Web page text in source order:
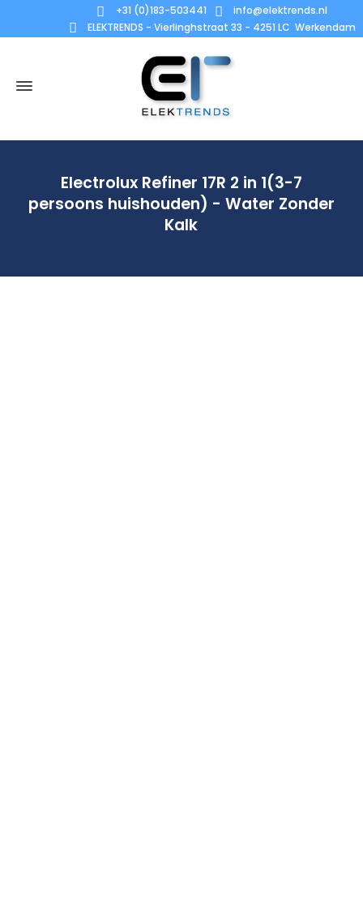
+31 (0)183-503441
info@elektrends.nl
ELEKTRENDS - Vierlinghstraat 33 - 4251 LC Werkendam
Electrolux Refiner 17R 2 in 1(3-7
persoons huishouden) - Water Zonder
Kalk